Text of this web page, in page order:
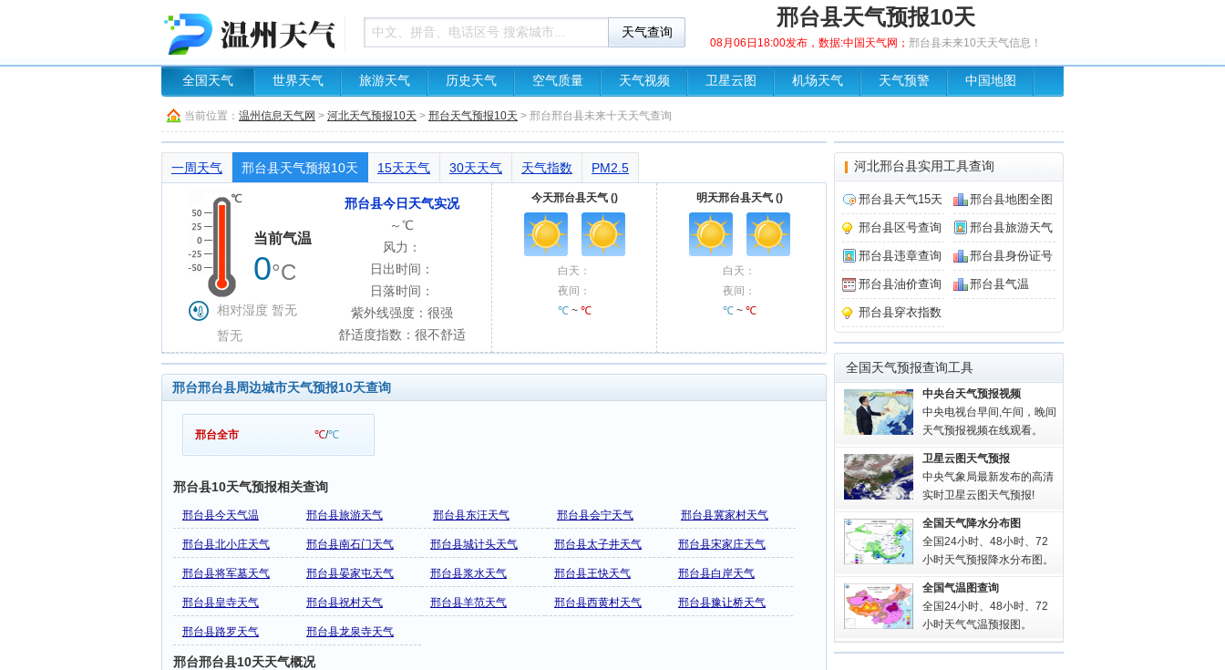
邢台县天气预报10天
08月06日18:00发布，数据:中国天气网； 邢台县未来10天天气信息！
全国天气 世界天气 旅游天气 历史天气 空气质量 天气视频 卫星云图 机场天气 天气预警 中国地图
当前位置： 温州信息天气网 > 河北天气预报10天 > 邢台天气预报10天 > 邢台邢台县未来十天天气查询
一周天气 邢台县天气预报10天 15天天气 30天天气 天气指数 PM2.5
当前气温
0°C
相对湿度 暂无
暂无
邢台县今日天气实况
～℃
风力：
日出时间：
日落时间：
紫外线强度：很强
舒适度指数：很不舒适
今天邢台县天气 ()
白天：
夜间：
℃~ ℃
明天邢台县天气 ()
白天：
夜间：
℃~ ℃
邢台邢台县周边城市天气预报10天查询
邢台全市 ℃/℃
邢台县10天气预报相关查询
邢台县今天气温 邢台县旅游天气 邢台县东汪天气 邢台县会宁天气 邢台县冀家村天气
邢台县北小庄天气 邢台县南石门天气 邢台县城计头天气 邢台县太子井天气 邢台县宋家庄天气
邢台县将军墓天气 邢台县晏家屯天气 邢台县浆水天气 邢台县王快天气 邢台县白岸天气
邢台县皇寺天气 邢台县祝村天气 邢台县羊范天气 邢台县西黄村天气 邢台县豫让桥天气
邢台县路罗天气 邢台县龙泉寺天气
邢台邢台县10天天气概况
河北邢台县实用工具查询
邢台县天气15天 邢台县地图全图
邢台县区号查询 邢台县旅游天气
邢台县违章查询 邢台县身份证号
邢台县油价查询 邢台县气温
邢台县穿衣指数
全国天气预报查询工具
中央台天气预报视频
中央电视台早间,午间，晚间
天气预报视频在线观看。
卫星云图天气预报
中央气象局最新发布的高清
实时卫星云图天气预报!
全国天气降水分布图
全国24小时、48小时、72
小时天气预报降水分布图。
全国气温图查询
全国24小时、48小时、72
小时天气气温预报图。